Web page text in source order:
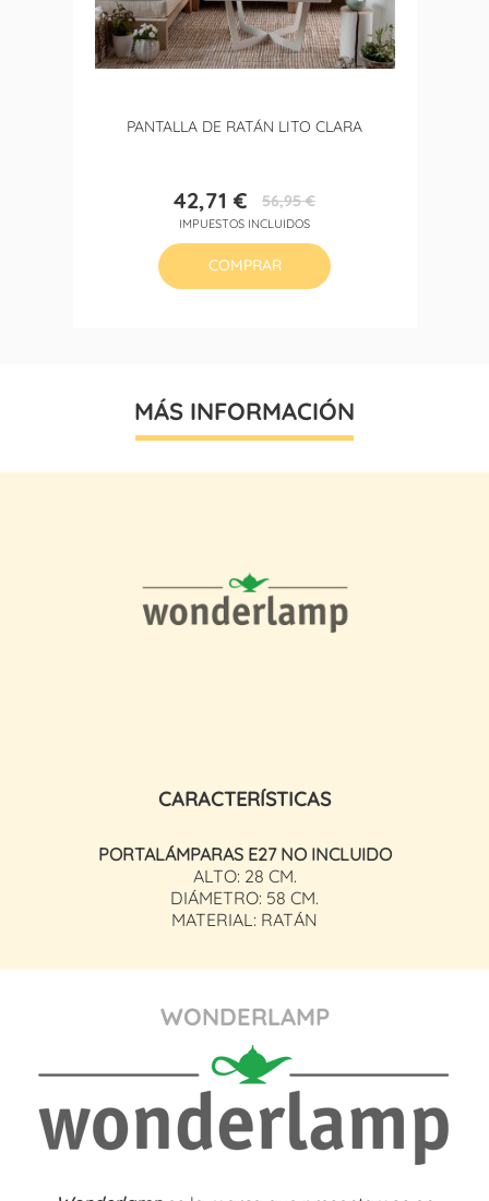
PANTALLA DE RATÁN LITO CLARA
Precio
42,71 €Precio
base
56,95 €
IMPUESTOS INCLUIDOS
COMPRAR
MÁS INFORMACIÓN
CARACTERÍSTICAS
PORTALÁMPARAS E27 NO INCLUIDO
ALTO: 28 CM.
DIÁMETRO: 58 CM.
MATERIAL: RATÁN
WONDERLAMP